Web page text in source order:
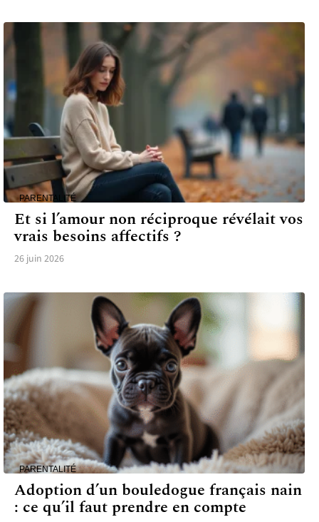
PARENTALITÉ
Et si l’amour non réciproque révélait vos
vrais besoins affectifs ?
26 juin 2026
PARENTALITÉ
Adoption d’un bouledogue français nain
: ce qu’il faut prendre en compte